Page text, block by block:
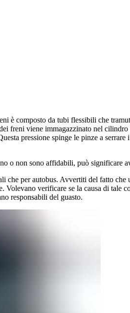
è composto da tubi flessibili che
freni viene immagazzinato nel cilindro
pressione spinge le pinze a serrare
o non sono affidabili, può significare
che per autobus. Avvertiti del fatto che
verificare se la causa di tale
responsabili del guasto.